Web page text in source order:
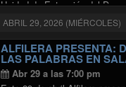
Unidad de Extensión del
Música (DMUS) de la
invitan a disfrutar del ciclo de
alumni del DMUS, que
Continuar leyendo"CICLO
ABRIL 29, 2026 (MIÉRCOLES)
ALFILERA PRESENTA:
LAS PALABRAS EN
Abr 29 a las 7:00 pm